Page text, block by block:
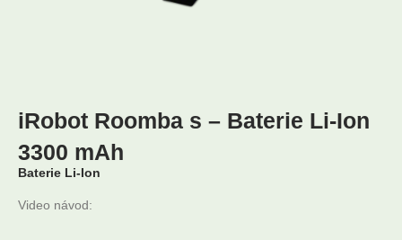
iRobot Roomba s – Baterie Li-Ion
3300 mAh
Baterie Li-Ion
Video návod: